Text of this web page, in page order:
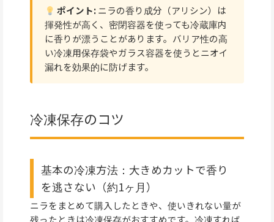
ポイント:ニラの香り成分（アリシン）は
揮発性が高く、密閉容器を使っても冷蔵庫内
に香りが漂うことがあります。バリア性の高
い冷凍用保存袋やガラス容器を使うとニオイ
漏れを効果的に防げます。
冷凍保存のコツ
基本の冷凍方法：大きめカットで香り
を逃さない（約1ヶ月）
ニラをまとめて購入したときや、使いきれない量が
残ったときは冷凍保存がおすすめです。冷凍すれば